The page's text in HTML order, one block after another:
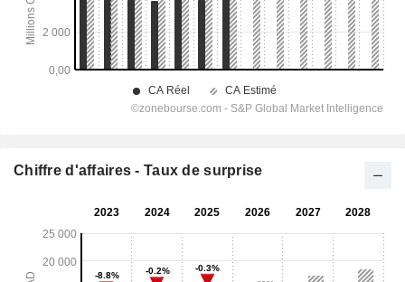
Chiffre d'affaires - Taux de surprise